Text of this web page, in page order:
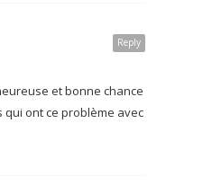
Reply
et bonne chance
ont ce problème avec